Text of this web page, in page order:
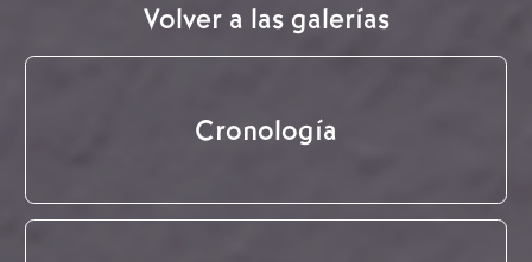
Volver a las galerías
Cronología